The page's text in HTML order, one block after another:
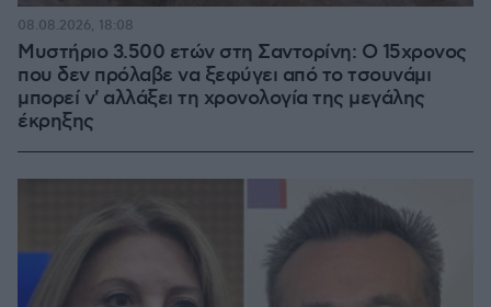
Μυστήριο 3.500 ετών στη Σαντορίνη: Ο 15χρονος
που δεν πρόλαβε να ξεφύγει από το τσουνάμι
μπορεί ν' αλλάξει τη χρονολογία της μεγάλης
έκρηξης
08.08.2026, 18:08